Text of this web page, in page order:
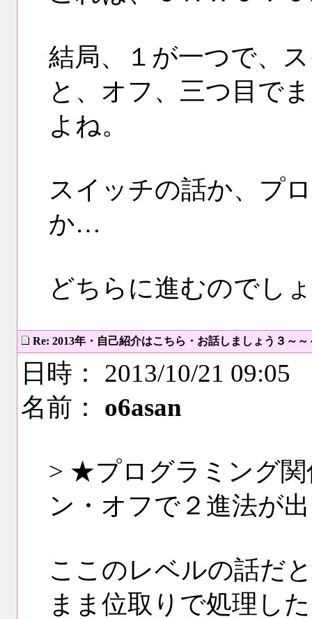
結局、１が一つで、
と、オフ、三つ目で
よね。
スイッチの話か、プ
か…
どちらに進むのでし
Re: 2013年・自己紹介はこちら・お話しましょう３～
日時： 2013/10/21 09:05
名前： o6asan
> ★プログラミング
ン・オフで２進法が
ここのレベルの話だ
まま位取りで処理し